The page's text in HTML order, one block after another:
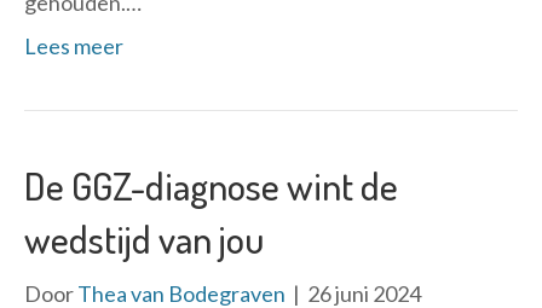
Lees meer
De GGZ-diagnose wint de
wedstijd van jou
DoorThea van Bodegraven | 26 juni 2024